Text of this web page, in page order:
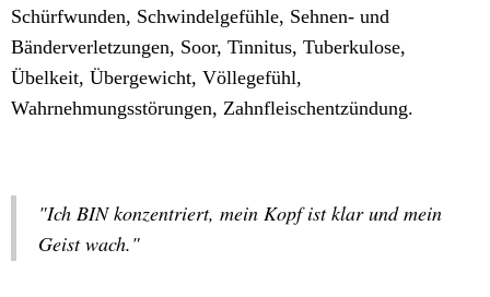
Schürfwunden, Schwindelgefühle, Sehnen- und
Bänderverletzungen, Soor, Tinnitus, Tuberkulose,
Übelkeit, Übergewicht, Völlegefühl,
Wahrnehmungsstörungen, Zahnfleischentzündung.
"Ich BIN konzentriert, mein Kopf ist klar und mein
Geist wach."